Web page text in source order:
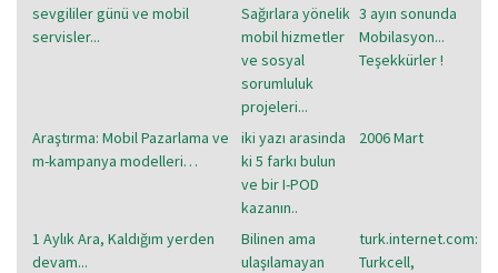
sevgililer günü ve mobil
servisler...
Sağırlara yönelik
mobil hizmetler
ve sosyal
sorumluluk
projeleri...
3 ayın sonunda
Mobilasyon...
Teşekkürler !
Araştırma: Mobil Pazarlama ve
m-kampanya modelleri…
iki yazı arasinda
ki 5 farkı bulun
ve bir I-POD
kazanın..
2006 Mart
1 Aylık Ara, Kaldığım yerden
devam...
Bilinen ama
ulaşılamayan
turk.internet.com:
Turkcell,